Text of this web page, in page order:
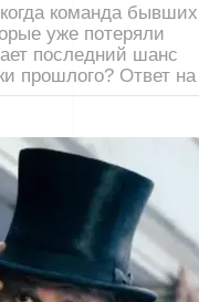
команда бывших
уже потеряли
последний шанс
прошлого? Ответ на